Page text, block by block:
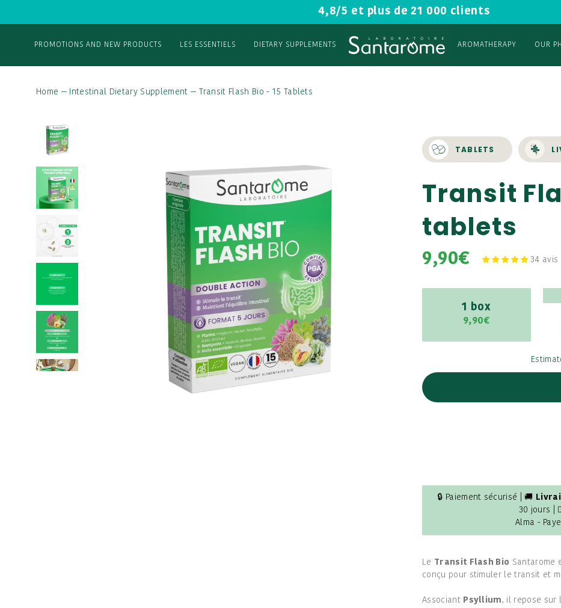
4,8/5 et plus de 21 000 clients
PROMOTIONS AND NEW PRODUCTS LES ESSENTIELS DIETARY SUPPLEMENTS AROMATHERAPY OUR
Home — Intestinal Dietary Supplement — Transit Flash Bio - 15 Tablets
TABLETS
Transit
tablets
9,90€ 34 avis
1 box
9,90€
🔒 Paiement sécurisé | 🚚
30 jours |
Alma -
Le Transit Flash Bio Santarome
conçu pour stimuler le transit et
Associant Psyllium, il repose sur